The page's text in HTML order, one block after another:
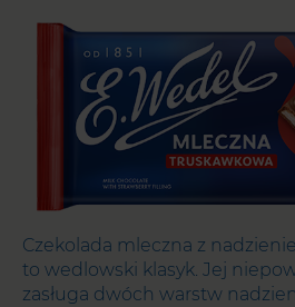
Czekolada mleczna z
to wedlowski klasyk. Jej
zasługa dwóch warstw